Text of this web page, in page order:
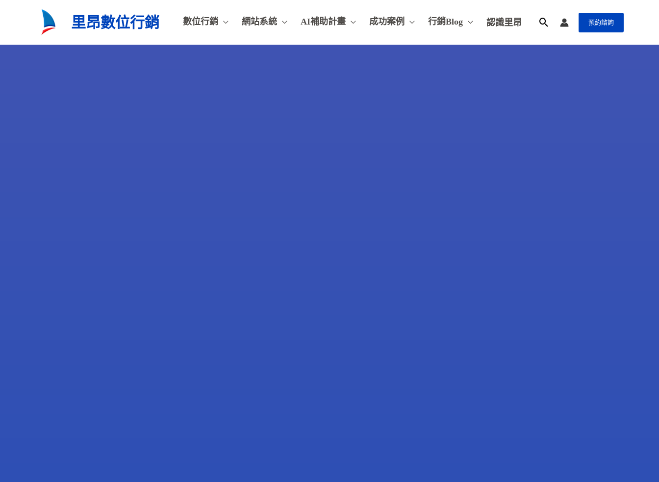
里昂數位行銷 數位行銷 網站系統 AI補助計畫 成功案例 行銷Blog 認識里昂
搜
尋
預約諮詢